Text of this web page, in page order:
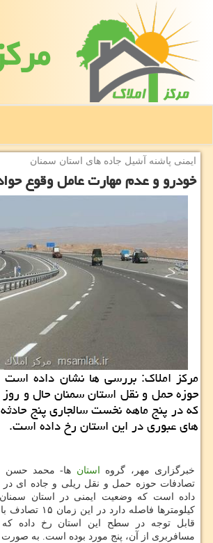
ایمنی پاشنه آشیل جاده های استان سمنان
خودرو و عدم مهارت عامل وقوع
مرکز املاک: بررسی ها نشان داده
حوزه حمل و نقل استان سمنان حال و
که در پنج ماهه نخست سالجاری پنج
های عبوری در این استان رخ داده است.
خبرگزاری مهر، گروه استان ها- محمد حسن
تصادفات حوزه حمل و نقل ریلی و جاده ای در
داده است که وضعیت ایمنی در استان
کیلومترها فاصله
قابل توجه در سطح این استان رخ داده
مسافربری از آن، پنج مورد بوده است. به صورت